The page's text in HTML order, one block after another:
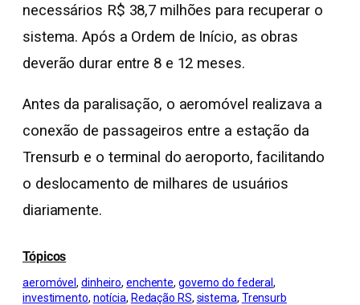
necessários R$ 38,7 milhões para recuperar o
sistema. Após a Ordem de Início, as obras
deverão durar entre 8 e 12 meses.
Antes da paralisação, o aeromóvel realizava a
conexão de passageiros entre a estação da
Trensurb e o terminal do aeroporto, facilitando
o deslocamento de milhares de usuários
diariamente.
Tópicos
aeromóvel, dinheiro, enchente, governo do federal
investimento, notícia, Redação RS, sistema, Trensurb